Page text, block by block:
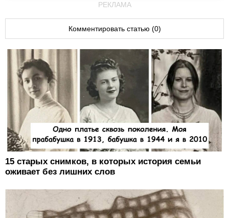
РЕКЛАМА
Комментировать статью (0)
15 старых снимков, в которых история семьи
оживает без лишних слов